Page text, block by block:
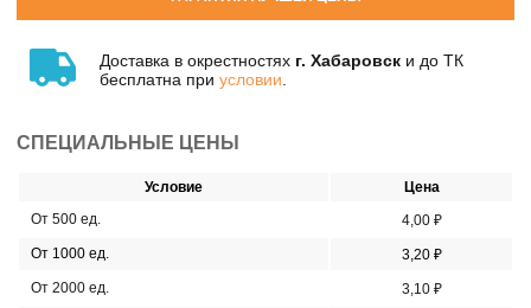
Доставка в окрестностях г. Хабаровск и до ТК
бесплатна при условии
СПЕЦИАЛЬНЫЕ ЦЕНЫ
Условие
Цена
От 500 ед.
4,00 ₽
От 1000 ед.
3,20 ₽
От 2000 ед.
3,10 ₽